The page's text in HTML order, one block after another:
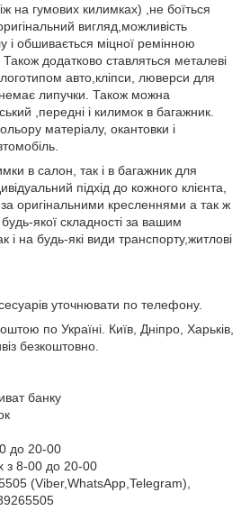
на гумових килимках) ,не боїться
вигляд,можливість
і обшивається міцної ремінною
Також додатково ставляться металеві
авто,кліпси, люверси для
липучки. Також можна
,передні і килимок в багажник.
матеріалу, окантовки і
в салон, так і в багажник для
підхід до кожного клієнта,
оригінальними кресленнями а так ж
якої складності за вашим
і на будь-які види транспорту,житлові
уточнювати по телефону.
по Україні. Київ, Дніпро, Харьків,
безкоштовно.
банку
до 20-00
з 8-00 до 20-00
(Viber,WhatsApp,Telegram),